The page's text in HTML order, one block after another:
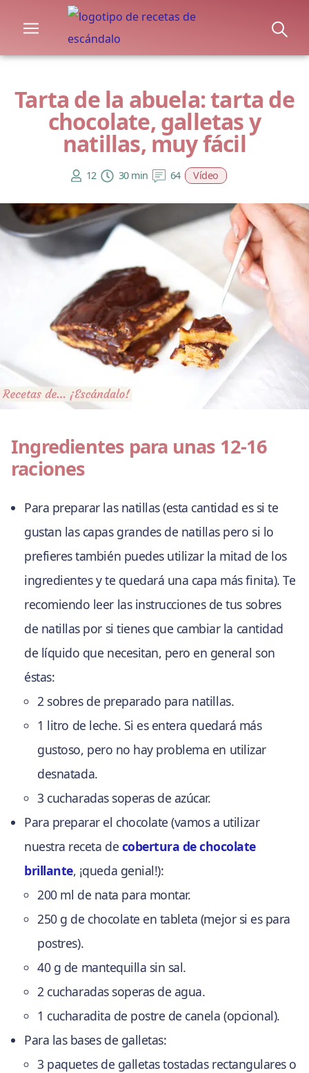
Tarta de la abuela: tarta de
chocolate, galletas y
natillas, muy fácil
12 30 min 64 Vídeo
Ingredientes para unas 12-16
raciones
Para preparar las natillas (esta cantidad es si te
gustan las capas grandes de natillas pero si lo
prefieres también puedes utilizar la mitad de los
ingredientes y te quedará una capa más finita). Te
recomiendo leer las instrucciones de tus sobres
de natillas por si tienes que cambiar la cantidad
de líquido que necesitan, pero en general son
éstas:
2 sobres de preparado para natillas.
1 litro de leche. Si es entera quedará más
gustoso, pero no hay problema en utilizar
desnatada.
3 cucharadas soperas de azúcar.
Para preparar el chocolate (vamos a utilizar
nuestra receta de cobertura de chocolate
brillante, ¡queda genial!):
200 ml de nata para montar.
250 g de chocolate en tableta (mejor si es para
postres).
40 g de mantequilla sin sal.
2 cucharadas soperas de agua.
1 cucharadita de postre de canela (opcional).
Para las bases de galletas:
3 paquetes de galletas tostadas rectangulares o